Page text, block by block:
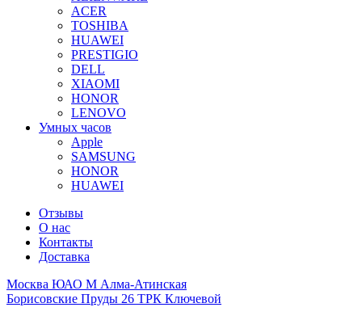
ACER
TOSHIBA
HUAWEI
PRESTIGIO
DELL
XIAOMI
HONOR
LENOVO
Умных часов
Apple
SAMSUNG
HONOR
HUAWEI
Отзывы
О нас
Контакты
Доставка
Москва ЮАО М Алма-Атинская
Борисовские Пруды 26 ТРК Ключевой